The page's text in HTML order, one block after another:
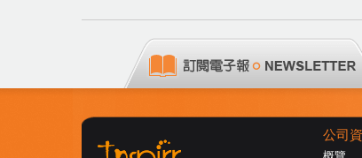
公司